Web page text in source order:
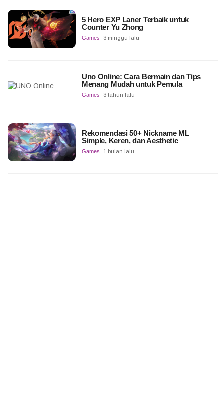
5 Hero EXP Laner Terbaik untuk
Counter Yu Zhong
Games 3 minggu lalu
Uno Online: Cara Bermain dan Tips
Menang Mudah untuk Pemula
Games 3 tahun lalu
Rekomendasi 50+ Nickname ML
Simple, Keren, dan Aesthetic
Games 1 bulan lalu